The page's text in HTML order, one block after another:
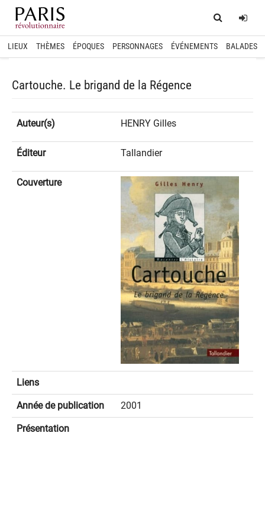
Home
LIEUX THÈMES ÉPOQUES PERSONNAGES ÉVÉNEMENTS BALADES
Cartouche. Le brigand de la Régence
Auteur(s) HENRY Gilles
Éditeur Tallandier
Couverture
Liens
Année de publication 2001
Présentation